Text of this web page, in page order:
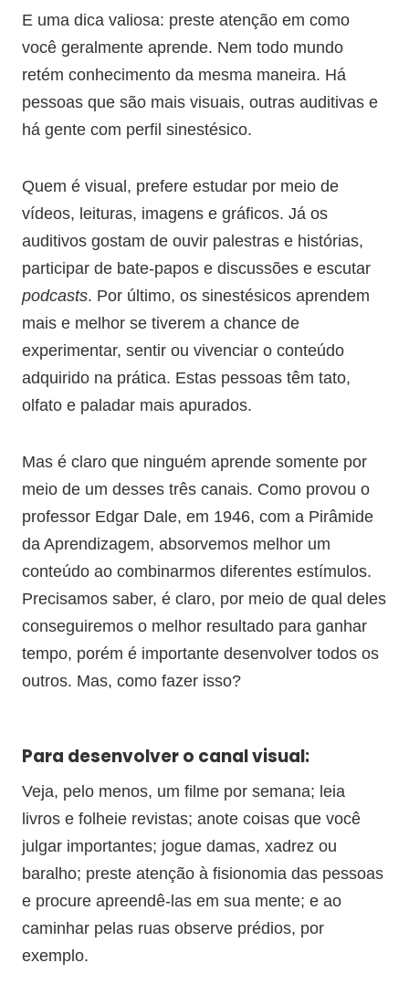
E uma dica valiosa: preste atenção em como
você geralmente aprende. Nem todo mundo
retém conhecimento da mesma maneira. Há
pessoas que são mais visuais, outras auditivas e
há gente com perfil sinestésico.
Quem é visual, prefere estudar por meio de
vídeos, leituras, imagens e gráficos. Já os
auditivos gostam de ouvir palestras e histórias,
participar de bate-papos e discussões e escutar
podcasts. Por último, os sinestésicos aprendem
mais e melhor se tiverem a chance de
experimentar, sentir ou vivenciar o conteúdo
adquirido na prática. Estas pessoas têm tato,
olfato e paladar mais apurados.
Mas é claro que ninguém aprende somente por
meio de um desses três canais. Como provou o
professor Edgar Dale, em 1946, com a Pirâmide
da Aprendizagem, absorvemos melhor um
conteúdo ao combinarmos diferentes estímulos.
Precisamos saber, é claro, por meio de qual deles
conseguiremos o melhor resultado para ganhar
tempo, porém é importante desenvolver todos os
outros. Mas, como fazer isso?
Para desenvolver o canal visual:
Veja, pelo menos, um filme por semana; leia
livros e folheie revistas; anote coisas que você
julgar importantes; jogue damas, xadrez ou
baralho; preste atenção à fisionomia das pessoas
e procure apreendê-las em sua mente; e ao
caminhar pelas ruas observe prédios, por
exemplo.